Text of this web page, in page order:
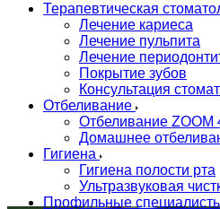
Терапевтическая
Лечение кариеса
Лечение пульпита
Лечение
Покрытие зубов
Консультация
Отбеливание
Отбеливание ZOOM
Домашнее
Гигиена
Гигиена полости рта
Ультразвуковая
Профильные